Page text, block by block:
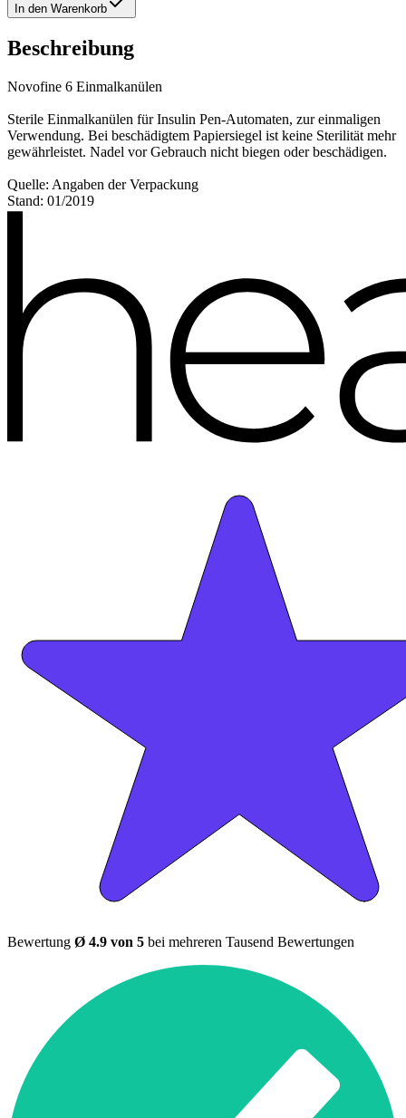
In den Warenkorb
Beschreibung
Novofine 6 Einmalkanülen
Sterile Einmalkanülen für Insulin Pen-Automaten, zur einmaligen
Verwendung. Bei beschädigtem Papiersiegel ist keine Sterilität mehr
gewährleistet. Nadel vor Gebrauch nicht biegen oder beschädigen.
Quelle: Angaben der Verpackung
Stand: 01/2019
Bewertung Ø 4.9 von 5 bei mehreren Tausend Bewertungen